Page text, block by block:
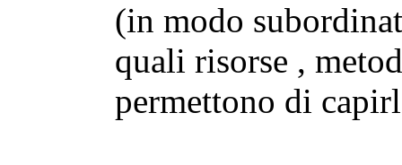
(in modo
quali risorse ,
permettono di